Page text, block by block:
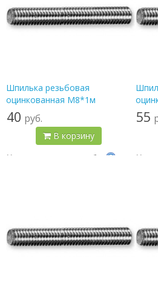
Шпилька резьбовая
оцинкованная М8*1м
40 руб.
В корзину
Цена по карте:
38 руб.
55
Цена